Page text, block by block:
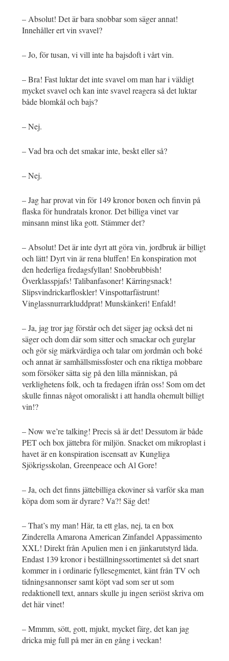
– Absolut! Det är bara snobbar som säger annat!
Innehåller ert vin svavel?
– Jo, för tusan, vi vill inte ha bajsdoft i vårt vin.
– Bra! Fast luktar det inte svavel om man har i väldigt
mycket svavel och kan inte svavel reagera så det luktar
både blomkål och bajs?
– Nej.
– Vad bra och det smakar inte, beskt eller så?
– Nej.
– Jag har provat vin för 149 kronor boxen och finvin på
flaska för hundratals kronor. Det billiga vinet var
minsann minst lika gott. Stämmer det?
– Absolut! Det är inte dyrt att göra vin, jordbruk är billigt
och lätt! Dyrt vin är rena bluffen! En konspiration mot
den hederliga fredagsfyllan! Snobbrubbish!
Överklasspjafs! Talibanfasoner! Kärringsnack!
Slipsvindrickarfloskler! Vinspottarfästrunt!
Vinglassnurrarkluddprat! Munskänkeri! Enfald!
– Ja, jag tror jag förstår och det säger jag också det ni
säger och dom där som sitter och smackar och gurglar
och gör sig märkvärdiga och talar om jordmån och boké
och annat är samhällsmissfoster och ena riktiga mobbare
som försöker sätta sig på den lilla människan, på
verklighetens folk, och ta fredagen ifrån oss! Som om det
skulle finnas något omoraliskt i att handla ohemult billigt
vin!?
– Now we’re talking! Precis så är det! Dessutom är både
PET och box jättebra för miljön. Snacket om mikroplast i
havet är en konspiration iscensatt av Kungliga
Sjökrigsskolan, Greenpeace och Al Gore!
– Ja, och det finns jättebilliga ekoviner så varför ska man
köpa dom som är dyrare? Va?! Säg det!
– That’s my man! Här, ta ett glas, nej, ta en box
Zinderella Amarona American Zinfandel Appassimento
XXL! Direkt från Apulien men i en jänkarutstyrd låda.
Endast 139 kronor i beställningssortimentet så det snart
kommer in i ordinarie fyllesegmentet, känt från TV och
tidningsannonser samt köpt vad som ser ut som
redaktionell text, annars skulle ju ingen seriöst skriva om
det här vinet!
– Mmmm, sött, gott, mjukt, mycket färg, det kan jag
dricka mig full på mer än en gång i veckan!